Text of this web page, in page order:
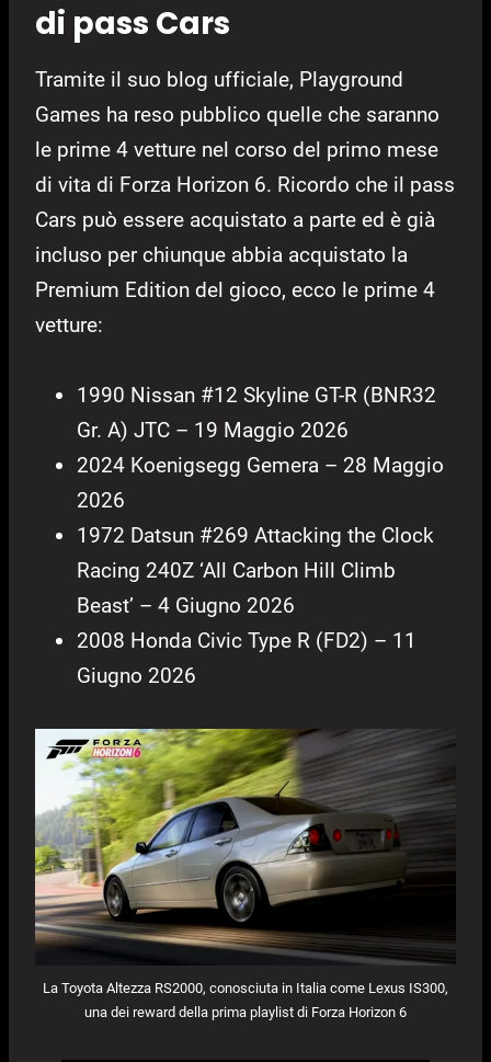
di pass Cars
Tramite il suo blog ufficiale, Playground
Games ha reso pubblico quelle che saranno
le prime 4 vetture nel corso del primo mese
di vita di Forza Horizon 6. Ricordo che il pass
Cars può essere acquistato a parte ed è già
incluso per chiunque abbia acquistato la
Premium Edition del gioco, ecco le prime 4
vetture:
1990 Nissan #12 Skyline GT-R (BNR32
Gr. A) JTC – 19 Maggio 2026
2024 Koenigsegg Gemera – 28 Maggio
2026
1972 Datsun #269 Attacking the Clock
Racing 240Z ‘All Carbon Hill Climb
Beast’ – 4 Giugno 2026
2008 Honda Civic Type R (FD2) – 11
Giugno 2026
La Toyota Altezza RS2000, conosciuta in Italia come Lexus IS300,
una dei reward della prima playlist di Forza Horizon 6